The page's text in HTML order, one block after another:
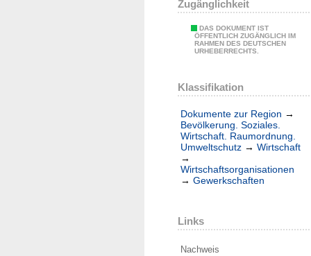
Zugänglichkeit
DAS DOKUMENT IST
ÖFFENTLICH ZUGÄNGLICH IM
RAHMEN DES DEUTSCHEN
URHEBERRECHTS.
Klassifikation
Dokumente zur Region →
Bevölkerung. Soziales.
Wirtschaft. Raumordnung.
Umweltschutz → Wirtschaft
→
Wirtschaftsorganisationen
→ Gewerkschaften
Links
Nachweis